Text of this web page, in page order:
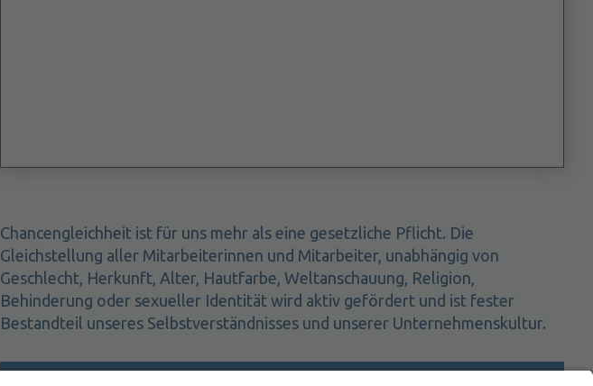
Chancengleichheit ist für uns mehr als eine gesetzliche Pflicht. Die
Gleichstellung aller Mitarbeiterinnen und Mitarbeiter, unabhängig von
Geschlecht, Herkunft, Alter, Hautfarbe, Weltanschauung, Religion,
Behinderung oder sexueller Identität wird aktiv gefördert und ist fester
Bestandteil unseres Selbstverständnisses und unserer Unternehmenskultur.